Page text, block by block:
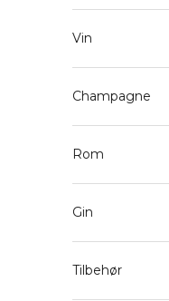
Vin
Champagne
Rom
Gin
Tilbehør